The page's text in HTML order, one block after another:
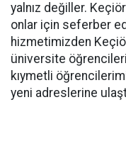
yalnız değiller.
onlar için seferber
hizmetimizden
üniversite
kıymetli
yeni adreslerine